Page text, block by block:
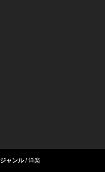
ジャンル 洋楽